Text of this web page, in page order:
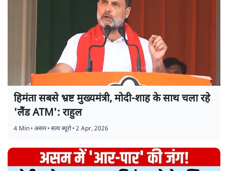
हिमंता सबसे भ्रष्ट मुख्यमंत्री, मोदी-शाह के साथ चला रहे
'लैंड ATM': राहुल
4 Min•असम•सत्य ब्यूरो•2 Apr, 2026